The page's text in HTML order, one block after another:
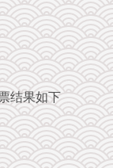
结果如下